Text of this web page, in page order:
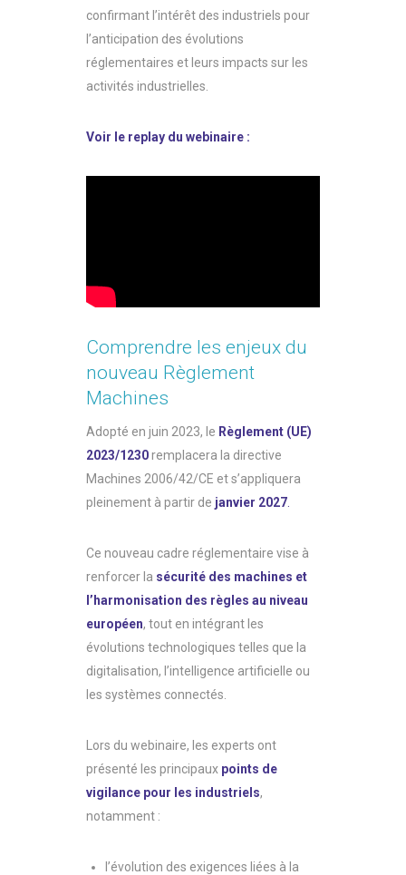
confirmant l’intérêt des industriels pour
l’anticipation des évolutions
réglementaires et leurs impacts sur les
activités industrielles.
Voir le replay du webinaire :
Comprendre les enjeux du
nouveau Règlement
Machines
Adopté en juin 2023, le Règlement (UE)
2023/1230remplacera la directive
Machines 2006/42/CE et s’appliquera
pleinement à partir de janvier 2027
Ce nouveau cadre réglementaire vise à
renforcer la sécurité des machines et
l’harmonisation des règles au niveau
européen, tout en intégrant les
évolutions technologiques telles que la
digitalisation, l’intelligence artificielle ou
les systèmes connectés.
Lors du webinaire, les experts ont
présenté les principaux points de
vigilance pour les industriels,
notamment :
l’évolution des exigences liées à la